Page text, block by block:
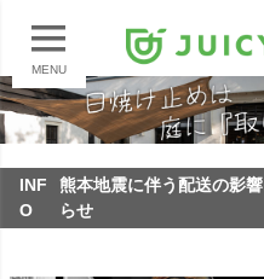
MENU
INF
O
熊本地震に伴う配送の影
らせ